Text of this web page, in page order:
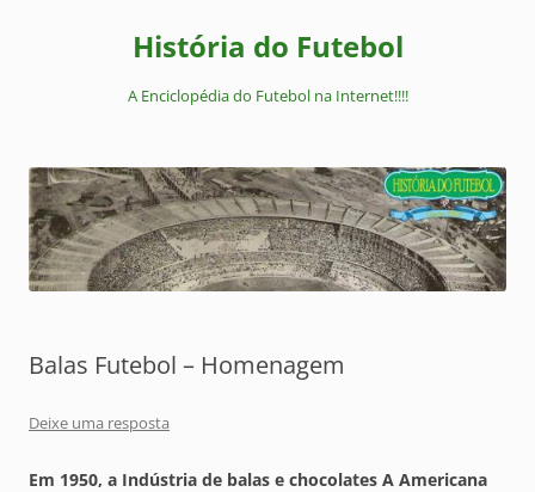
História do Futebol
A Enciclopédia do Futebol na Internet!!!!
Balas Futebol – Homenagem
Deixe uma resposta
Em 1950, a Indústria de balas e chocolates A Americana